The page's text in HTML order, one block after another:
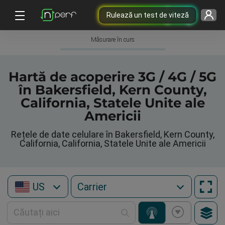
Rulează un test de viteză
Măsurare în curs
Hartă de acoperire 3G / 4G / 5G
în Bakersfield, Kern County,
California, Statele Unite ale
Americii
Rețele de date celulare în Bakersfield, Kern County,
California, California, Statele Unite ale Americii
US